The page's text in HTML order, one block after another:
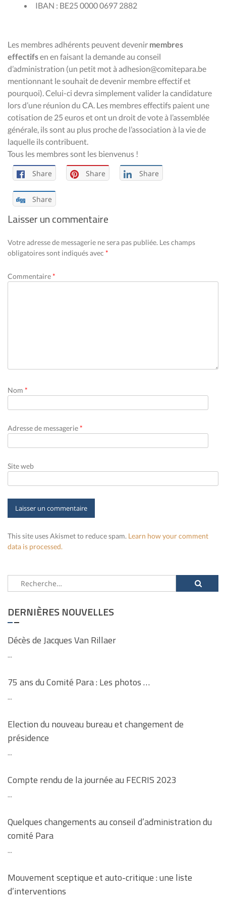
IBAN : BE25 0000 0697 2882
Les membres adhérents peuvent devenir membres
effectifsen en faisant la demande au conseil
d’administration (un petit mot à adhesion@comitepara.be
mentionnant le souhait de devenir membre effectif et
pourquoi). Celui-ci devra simplement valider la candidature
lors d’une réunion du CA. Les membres effectifs paient une
cotisation de 25 euros et ont un droit de vote à l’assemblée
générale, ils sont au plus proche de l’association à la vie de
laquelle ils contribuent.
Tous les membres sont les bienvenus !
Share Share Share
Share
Laisser un commentaire
Votre adresse de messagerie ne sera pas publiée. Les champs
obligatoires sont indiqués avec *
Commentaire*
Nom *
Adresse de messagerie*
Site web
This site uses Akismet to reduce spam. Learn how your comment
data is processed.
Rechercher :
DERNIÈRES NOUVELLES
Décès de Jacques Van Rillaer
...
75 ans du Comité Para : Les photos …
...
Election du nouveau bureau et changement de
présidence
...
Compte rendu de la journée au FECRIS 2023
...
Quelques changements au conseil d’administration du
comité Para
...
Mouvement sceptique et auto-critique : une liste
d’interventions